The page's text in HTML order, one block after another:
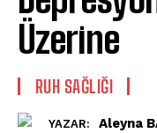
Üzerine
⁠RUH SAĞLIĞI
YAZAR: Aleyna